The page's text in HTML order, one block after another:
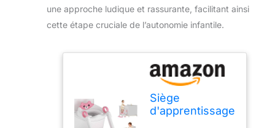
une approche ludique et rassurante, facilitant ainsi
cette étape cruciale de l’autonomie infantile.
Siège
d'apprentissage